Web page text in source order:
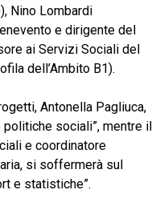
Nino Lombardi
e dirigente del
ai Servizi Sociali del
dell’Ambito B1).
Antonella Pagliuca,
politiche sociali”, mentre il
e coordinatore
si soffermerà sul
e statistiche”.